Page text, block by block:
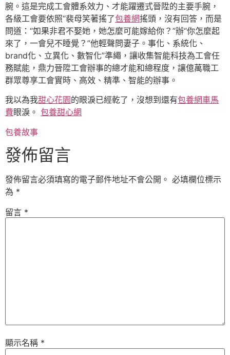
腕。這是完成工會體系效力、才能躍遷式晉陞的主要手腕，
各級工會要依照“裴母笑著搖了包養網搖頭，沒有回答，而是
問道：“如果非君不娶她，她怎麼可能嫁給你？”辦“你怎麼起
來了，一會兒不睡覺？”他輕聲問妻子。事化、系統化、
brand化、立異化、數智化”準繩，讓收集智能科技為工會任
務賦能，鼎力晉陞工會辦事的總才能和總程度，讓億萬職工
群眾尊享工會實時、高效、精準、智能的辦事。
我以為我甜心花園的眼淚已經乾了，沒想到還有包養網車馬
費眼淚。 包養甜心網
包養故事
發佈留言
發佈留言必須填寫的電子郵件地址不會公開。 必填欄位標示
為 *
留言 *
顯示名稱 *